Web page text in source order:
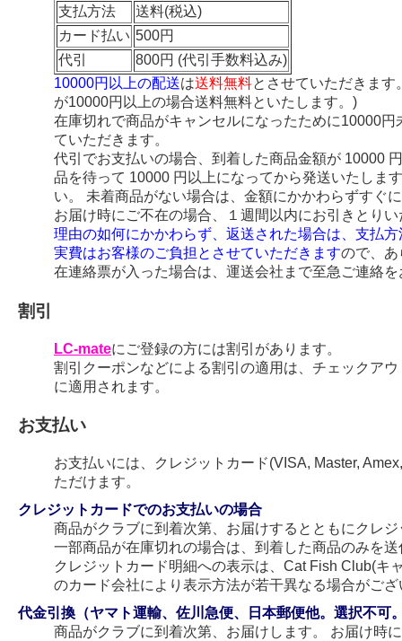
支払方法
送料(税込)
カード払い 500円
代引
800円 (代引手数料込み)
10000円以上の配送は送料無料とさせていただきま
が10000円以上の場合送料無料といたします。)
在庫切れで商品がキャンセルになったために10000
ていただきます。
代引でお支払いの場合、到着した商品金額が 10000
品を待って 10000 円以上になってから発送いたしま
い。 未着商品がない場合は、金額にかかわらずすぐ
お届け時にご不在の場合、１週間以内にお引きとり
理由の如何にかかわらず、返送された場合は、支払
実費はお客様のご負担とさせていただきますので、あ
在連絡票が入った場合は、運送会社まで至急ご連絡
割引
LC-mateにご登録の方には割引があります。
割引クーポンなどによる割引の適用は、チェックア
に適用されます。
お支払い
お支払いには、クレジットカード(VISA, Master,
ただけます。
クレジットカードでのお支払いの場合
商品がクラブに到着次第、お届けするとともにクレ
一部商品が在庫切れの場合は、到着した商品のみを
クレジットカード明細への表示は、Cat Fish Club(キ
のカード会社により表示方法が若干異なる場合がござ
代金引換（ヤマト運輸、佐川急便、日本郵便他。選択不可
商品がクラブに到着次第、お届けします。 お届け時